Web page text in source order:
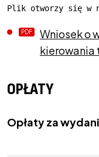
Plik otworzy się w
Wniosek o
kierowania
OPŁATY
Opłaty za